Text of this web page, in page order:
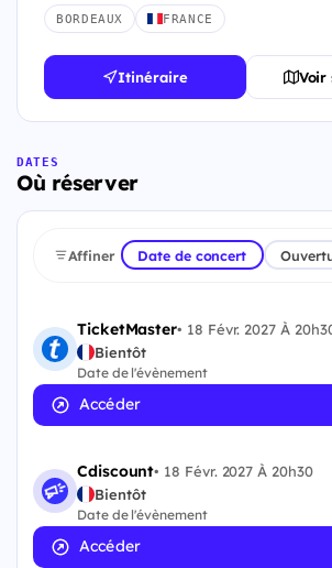
BORDEAUX FRANCE
Itinéraire Voir
DATES
Où réserver
Affiner Date de concert
TicketMaster• 18 Févr. 2027 À
Bientôt
Date de l'évènement
Accéder
Cdiscount• 18 Févr. 2027 À 20h30
Bientôt
Date de l'évènement
Accéder